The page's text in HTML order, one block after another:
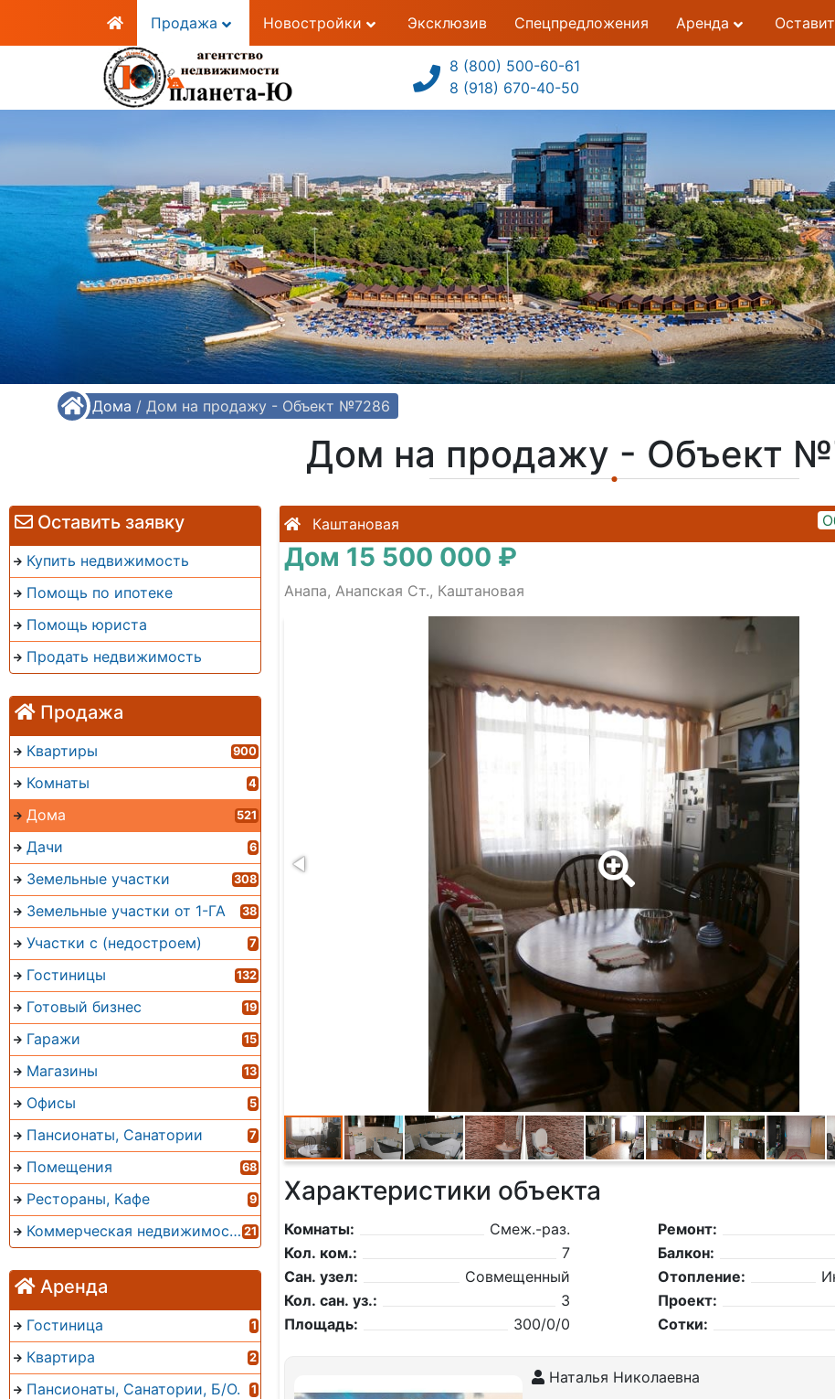
Продажа Новостройки Эксклюзив Спецпредложения Аренда
8 (800) 500-60-61
8 (918) 670-40-50
/ Дома / Дом на продажу - Объект №7286
Дом на продажу - Объект
Оставить заявку
Купить недвижимость
Помощь по ипотеке
Помощь юриста
Продать недвижимость
Продажа
Квартиры 900
Комнаты 4
Дома 521
Дачи 6
Земельные участки 308
Земельные участки от 1-ГА 38
Участки с (недостроем) 7
Гостиницы 132
Готовый бизнес 19
Гаражи 15
Магазины 13
Офисы 5
Пансионаты, Санатории 7
Помещения 68
Рестораны, Кафе 9
Коммерческая недвижимость 21
Аренда
Гостиница 1
Квартира 2
Пансионаты, Санатории, Б/О. 1
Каштановая
Дом 15 500 000 ₽
Анапа, Анапская Ст., Каштановая
Характеристики объекта
Комнаты:
Смеж.-раз.
Кол. ком.:
7
Сан. узел:
Совмещенный
Кол. сан. уз.:
3
Площадь:
300/0/0
Ремонт:
Балкон:
Отопление:
Проект:
Сотки:
Наталья Николаевна